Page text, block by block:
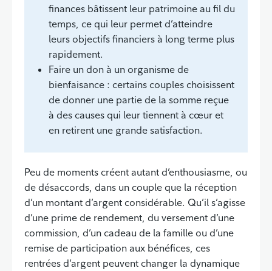
finances bâtissent leur patrimoine au fil du
temps, ce qui leur permet d’atteindre
leurs objectifs financiers à long terme plus
rapidement.
Faire un don à un organisme de
bienfaisance : certains couples choisissent
de donner une partie de la somme reçue
à des causes qui leur tiennent à cœur et
en retirent une grande satisfaction.
Peu de moments créent autant d’enthousiasme, ou
de désaccords, dans un couple que la réception
d’un montant d’argent considérable. Qu’il s’agisse
d’une prime de rendement, du versement d’une
commission, d’un cadeau de la famille ou d’une
remise de participation aux bénéfices, ces
rentrées d’argent peuvent changer la dynamique